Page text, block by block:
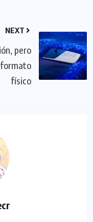
NEXT
pero
físico